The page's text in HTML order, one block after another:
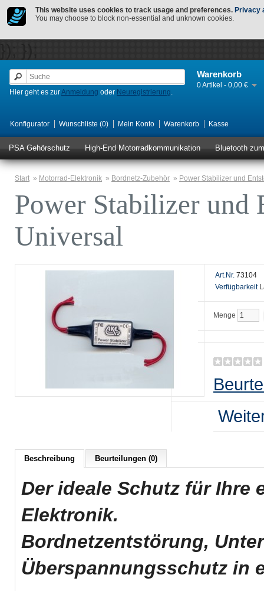
This website uses cookies to track usage and preferences. Privacy
You may choose to block non-essential and unknown cookies.
Warenkorb
0 Artikel - 0,00 €
Hier geht es zurAnmeldung oder Neuregistrierung.
Konfigurator Wunschliste (0) Mein Konto Warenkorb Kasse
PSA Gehörschutz High-End Motorradkommunikation Bluetooth
Start » Motorrad-Elektronik » Bordnetz-Zubehör » Power Stabilizer und
Power Stabilizer und
Universal
Art.Nr. 73104
Verfügbarkeit
Menge
Beschreibung Beurteilungen (0)
Der ideale Schutz für Ihre
Elektronik.
Bordnetzentstörung,
Überspannungsschutz in